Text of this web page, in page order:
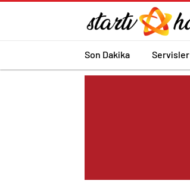
Son Dakika Servisler